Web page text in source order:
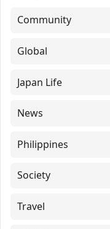
Community
Global
Japan Life
News
Philippines
Society
Travel